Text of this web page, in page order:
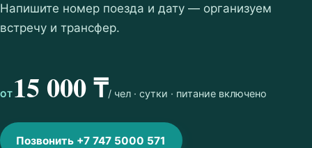
Напишите номер поезда и дату — организуем
встречу и трансфер.
ОТ 15 000 ₸/ чел · сутки · питание включено
Позвонить +7 747 5000 571